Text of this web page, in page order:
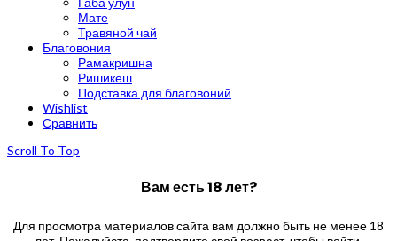
Мате
Травяной чай
Благовония
Рамакришна
Ришикеш
Подставка для благовоний
Wishlist
Сравнить
Scroll To Top
Вам есть 18 лет?
Для просмотра материалов сайта вам должно быть не менее 18